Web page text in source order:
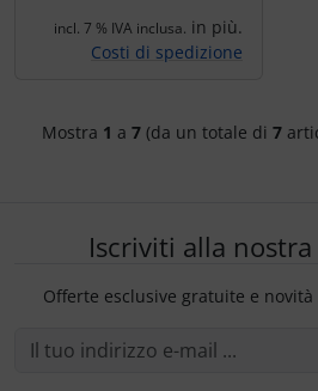
incl. 7 % IVA inclusa. in più.
Costi di spedizione
Mostra 1 a 7 (da un totale di 7
Iscriviti alla
Offerte esclusive gratuite e